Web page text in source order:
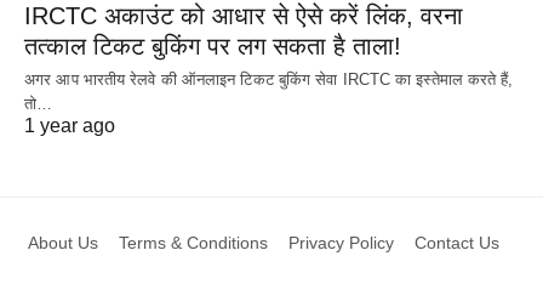
IRCTC अकाउंट को आधार से ऐसे करें लिंक, वरना
तत्काल टिकट बुकिंग पर लग सकता है ताला!
अगर आप भारतीय रेलवे की ऑनलाइन टिकट बुकिंग सेवा IRCTC का इस्तेमाल करते हैं,
तो…
1 year ago
About Us Terms & Conditions Privacy Policy Contact Us